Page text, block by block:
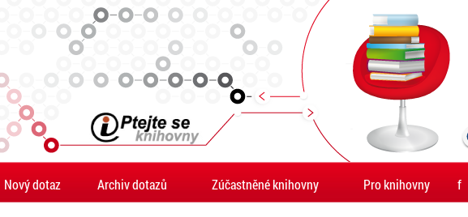
Nový dotaz Archiv dotazů Zúčastněné knihovny Pro knihovny f